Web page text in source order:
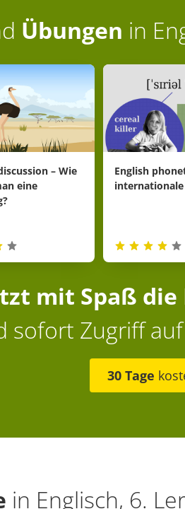
Übungen in
– Wie
eine
English
mit Spaß
sofort Zugriff
30 Tage
in Englisch, 6.